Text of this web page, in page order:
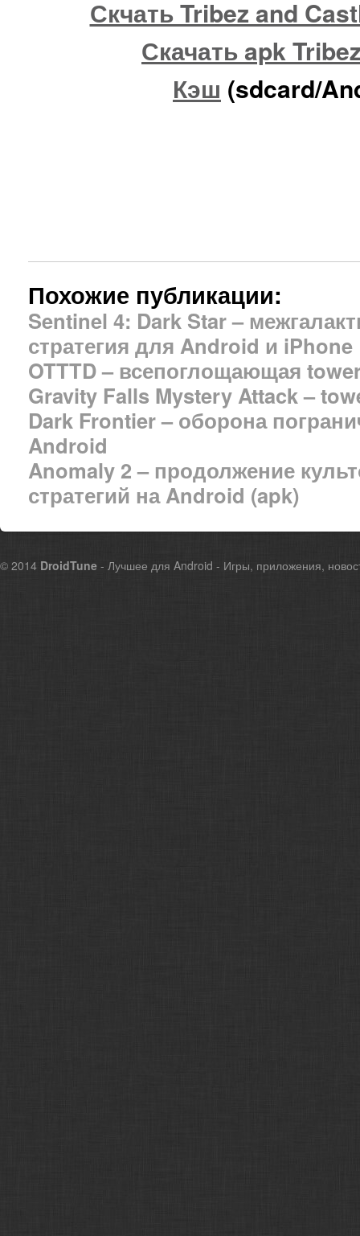
Скчать Tribez and
Скачать apk
Кэш (sdcard/
Похожие публикации:
Sentinel 4: Dark Star –
стратегия для Android и iPhone
OTTTD – всепоглощающая
Gravity Falls Mystery Attack –
Dark Frontier – оборона
Android
Anomaly 2 – продолжение
стратегий на Android (apk)
© 2014 DroidTune - Лучшее для Android - Игры, приложения,